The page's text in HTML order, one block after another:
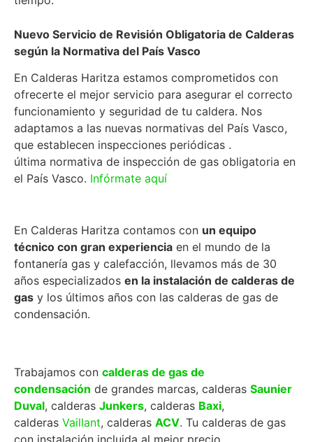
Nuevo Servicio de Revisión Obligatoria de Calderas
según la Normativa del País Vasco
En Calderas Haritza estamos comprometidos con
ofrecerte el mejor servicio para asegurar el correcto
funcionamiento y seguridad de tu caldera. Nos
adaptamos a las nuevas normativas del País Vasco,
que establecen inspecciones periódicas .
última normativa de inspección de gas obligatoria en
el País Vasco. Infórmate aquí
En Calderas Haritza contamos con un equipo
técnico con gran experiencia en el mundo de la
fontanería gas y calefacción, llevamos más de 30
años especializados en la instalación de calderas de
gas y los últimos años con las calderas de gas de
condensación.
Trabajamos con calderas de gas de
condensación de grandes marcas, calderas Saunier
Duval, calderas Junkers, calderas Baxi,
calderas Vaillant, calderas ACV. Tu calderas de gas
con instalación incluida al mejor precio.